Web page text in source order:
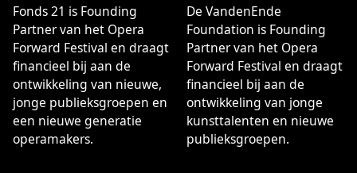
het hoofd kan raken.
Fonds 21 is Founding
Partner van het Opera
Forward Festival en draagt
financieel bij aan de
ontwikkeling van nieuwe,
jonge publieksgroepen en
een nieuwe generatie
operamakers.
De VandenEnde
Foundation is Founding
Partner van het Opera
Forward Festival en draagt
financieel bij aan de
ontwikkeling van jonge
kunsttalenten en nieuwe
publieksgroepen.